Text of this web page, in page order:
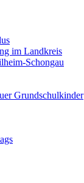
im Landkreis
Schongau
Grundschulkinder